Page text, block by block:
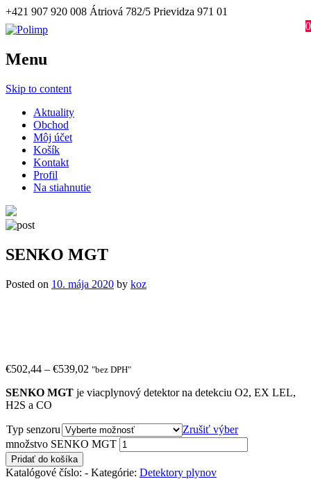
+421 907 920 008 Átriová 782/5 Prievidza 971 01
Menu
Skip to content
Aktuality
Obchod
Môj účet
Košík
Kontakt
Profil
Na stiahnutie
SENKO MGT
Posted on 10. mája 2020 by koz
€502,44 – €539,02 "bez DPH"
SENKO MGT je viacplynový detektor na detekciu O2, EX LEL,
H2S a CO
Typ senzoru
Zrušiť výber
množstvo SENKO MGT
Pridať do košíka
Katalógové číslo: - Kategórie: Detektory plynov
0